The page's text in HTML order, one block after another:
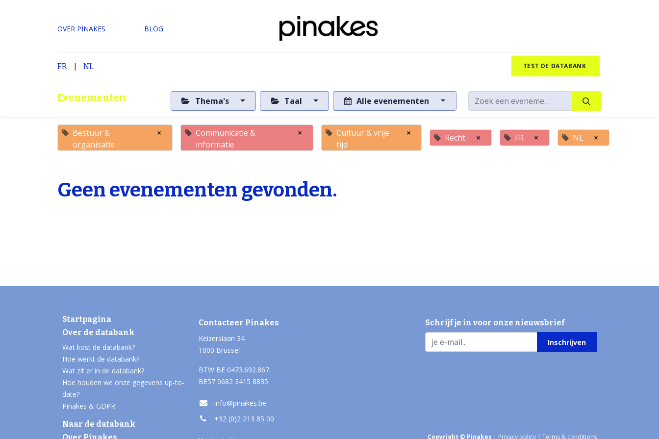
OVER PINAKES ​BLOG
FR | NL TEST DE DATABANK
Evenementen Thema's Taal Alle evenementen
Bestuur &
organisatie
×
Communicatie &
informatie
×
Cultuur & vrije
tijd
× Recht × FR × NL ×
Geen evenementen gevonden.
Startpagina
Over de databank
Wat kost de databank?
Hoe werkt de databank?
Wat zit er in de databank?
Hoe houden we onze gegevens up-to-
date?
Pinakes & GDPR
Naar de databank
Over Pinakes
Contacteer Pinakes
Keizerslaan 34
1000 Brussel
BTW BE 0473.692.867
BE57 0682 3415 8835
info@pinakes.be
+32 (0)2 213 85 00
Schrijf je in voor onze nieuwsbrief
Inschrijven
Copyright © Pinakes | Privacy policy | Terms & conditions